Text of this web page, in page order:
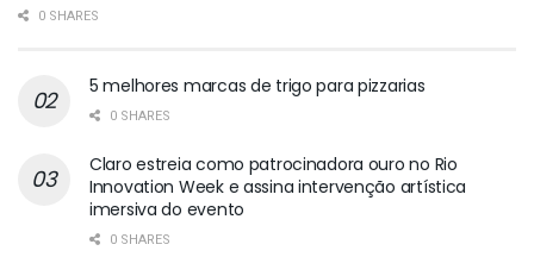
0 SHARES
5 melhores marcas de trigo para pizzarias
0 SHARES
Claro estreia como patrocinadora ouro no Rio
Innovation Week e assina intervenção artística
imersiva do evento
0 SHARES